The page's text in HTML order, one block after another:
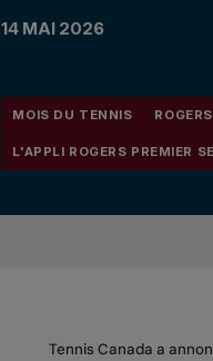
14 MAI 2026
MOIS DU TENNIS
L'APPLI ROGERS PREMIER
Tennis Canada a